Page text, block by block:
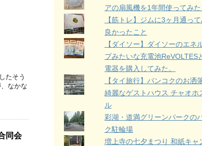
たそう
なかな
同会
アの扇風機を1年間使ってみた
【筋トレ】ジムに3ヶ月通っ
良かったこと
【ダイソー】ダイソーのエネ
プみたいな充電池ReVOLTES
電器を購入してみた。
【タイ旅行】バンコクのお洒
綺麗なゲストハウス チャオホ
ル
彩湖・道満グリーンパークの
ク駐輪場
増上寺の七夕まつり 和紙キャ